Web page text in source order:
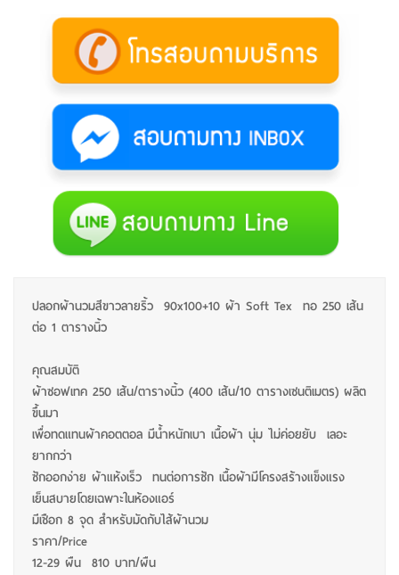
ปลอกผ้านวมสีขาวลายริ้ว 90x100+10 ผ้า Soft Tex ทอ 250 เส้น
ต่อ 1 ตารางนิ้ว
คุณสมบัติ
ผ้าซอฟเทค 250 เส้น/ตารางนิ้ว (400 เส้น/10 ตารางเซนติเมตร) ผลิต
ขึ้นมา
เพื่อทดแทนผ้าคอตตอล มีน้ำหนักเบา เนื้อผ้า นุ่ม ไม่ค่อยยับ เลอะ
ยากกว่า
ซักออกง่าย ผ้าแห้งเร็ว ทนต่อการซัก เนื้อผ้ามีโครงสร้างแข็งแรง
เย็นสบายโดยเฉพาะในห้องแอร์
มีเชือก 8 จุด สำหรับมัดกับไส้ผ้านวม
ราคา/Price
12-29 ผืน 810 บาท/ผืน